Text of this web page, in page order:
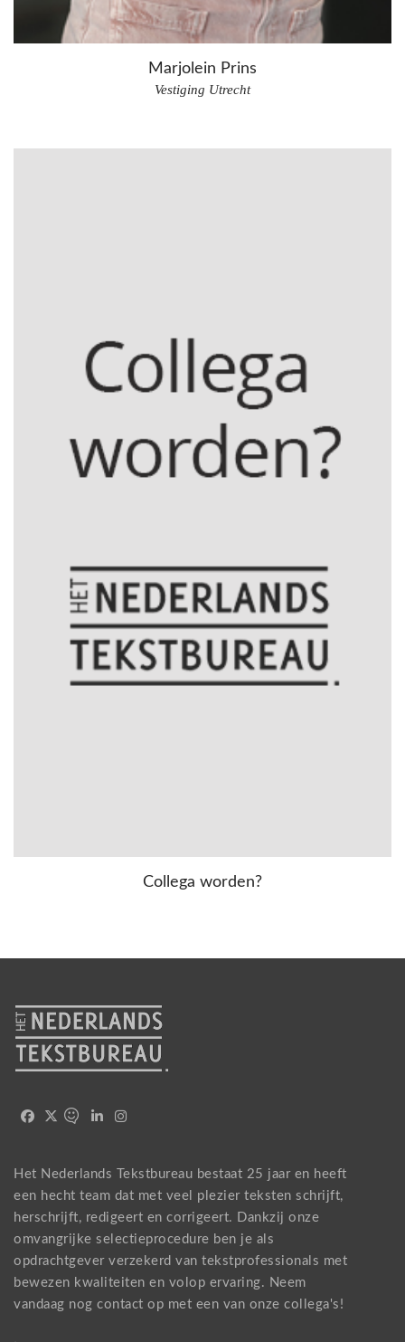
Marjolein Prins
Vestiging Utrecht
Collega worden?
Het Nederlands Tekstbureau bestaat 25 jaar en heeft
een hecht team dat met veel plezier teksten schrijft,
herschrijft, redigeert en corrigeert. Dankzij onze
omvangrijke selectieprocedure ben je als
opdrachtgever verzekerd van tekstprofessionals met
bewezen kwaliteiten en volop ervaring. Neem
vandaag nog contact op met een van onze collega's!